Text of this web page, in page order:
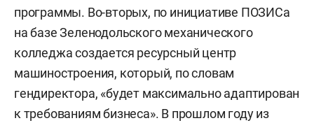
программы. Во-вторых, по инициативе ПОЗИСа
на базе Зеленодольского механического
колледжа создается ресурсный центр
машиностроения, который, по словам
гендиректора, «будет максимально адаптирован
к требованиям бизнеса». В прошлом году из